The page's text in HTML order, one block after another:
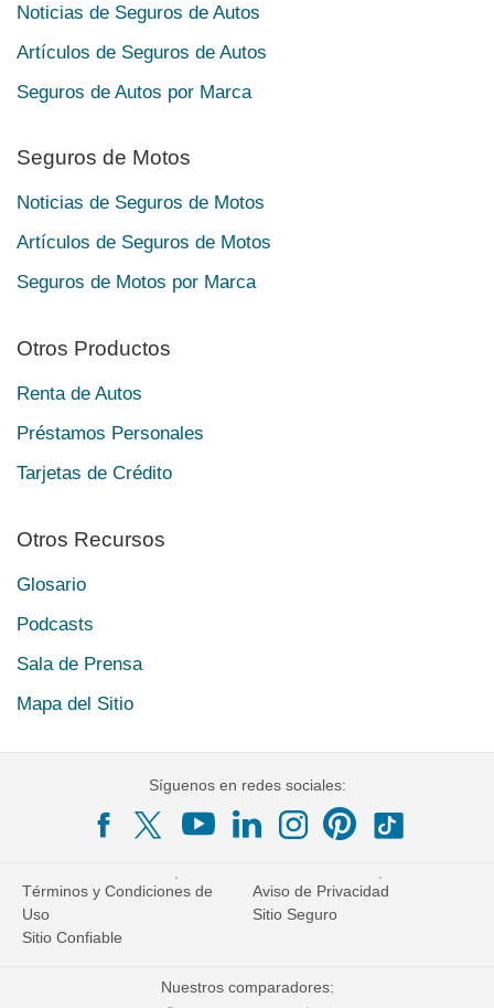
Noticias de Seguros de Autos
Artículos de Seguros de Autos
Seguros de Autos por Marca
Seguros de Motos
Noticias de Seguros de Motos
Artículos de Seguros de Motos
Seguros de Motos por Marca
Otros Productos
Renta de Autos
Préstamos Personales
Tarjetas de Crédito
Otros Recursos
Glosario
Podcasts
Sala de Prensa
Mapa del Sitio
Síguenos en redes sociales:
Términos y Condiciones de
Uso
Aviso de Privacidad
Sitio Seguro
Sitio Confiable
Nuestros comparadores: